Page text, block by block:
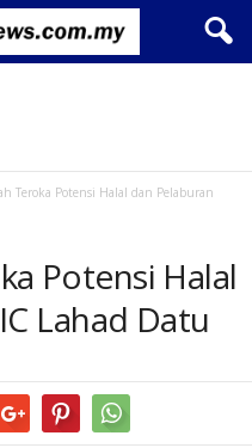
Teroka Potensi Halal dan Pelaburan
Potensi Halal
Lahad Datu